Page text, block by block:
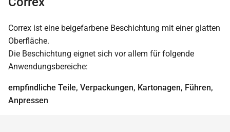
Correx ist eine beigefarbene Beschichtung mit einer glatten
Oberfläche.
Die Beschichtung eignet sich vor allem für folgende
Anwendungsbereiche:
empfindliche Teile, Verpackungen, Kartonagen, Führen,
Anpressen